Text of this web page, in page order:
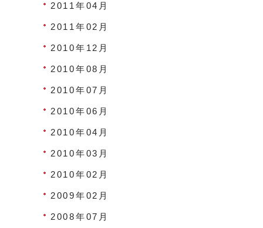
2011年04月
2011年02月
2010年12月
2010年08月
2010年07月
2010年06月
2010年04月
2010年03月
2010年02月
2009年02月
2008年07月